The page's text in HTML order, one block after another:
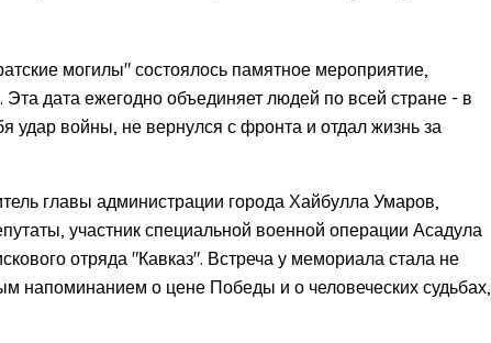
могилы" состоялось памятное мероприятие,
дата ежегодно объединяет людей по всей стране - в
удар войны, не вернулся с фронта и отдал жизнь за
главы администрации города Хайбулла Умаров,
участник специальной военной операции Асадула
отряда "Кавказ". Встреча у мемориала стала не
напоминанием о цене Победы и о человеческих судьбах,